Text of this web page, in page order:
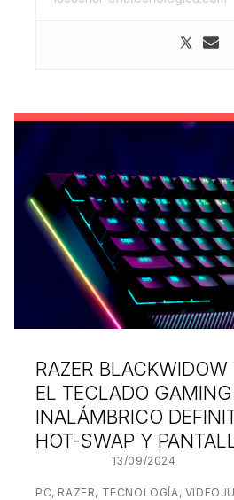
RAZER
EL TECLADO GAMING
INALÁMBRICO
HOT-SWAP Y
13/09/2024
PC, RAZER, TECNOLOGÍA ,